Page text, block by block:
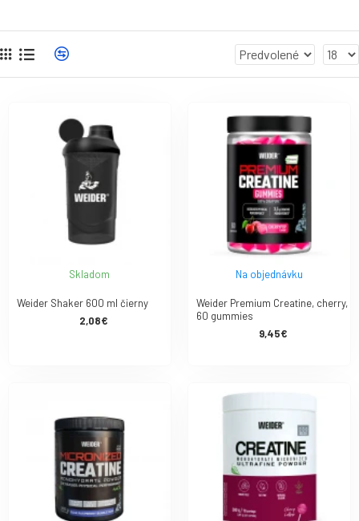
Skladom
Weider Shaker 600 ml čierny
2,08€
Na objednávku
Weider Premium Creatine, cherry,
60 gummies
9,45€